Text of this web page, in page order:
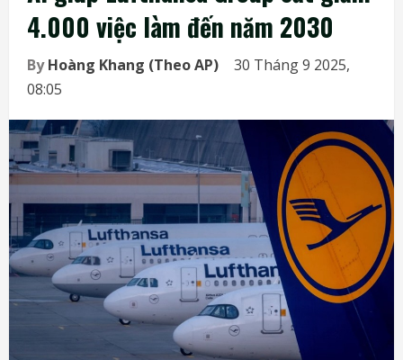
4.000 việc làm đến năm 2030
ByHoàng Khang (Theo AP)
30 Tháng 9 2025,
08:05